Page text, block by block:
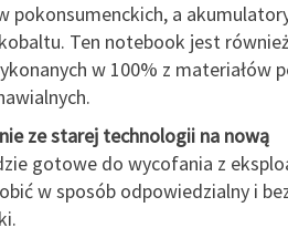
pokonsumenckich, a
Ten notebook jest
w 100% z materiałów
ze starej technologii na nową
gotowe do wycofania z
w sposób odpowiedzialny i